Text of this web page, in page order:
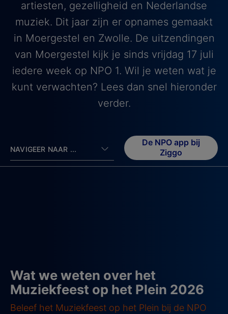
artiesten, gezelligheid en Nederlandse
muziek. Dit jaar zijn er opnames gemaakt
in Moergestel en Zwolle. De uitzendingen
van Moergestel kijk je sinds vrijdag 17 juli
iedere week op NPO 1. Wil je weten wat je
kunt verwachten? Lees dan snel hieronder
verder.
NAVIGEER NAAR ...
De NPO app bij
Ziggo
Wat we weten over het
Muziekfeest op het Plein 2026
Beleef het Muziekfeest op het Plein bij de NPO